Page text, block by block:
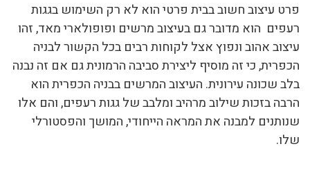
פרט עיצוב חשוב בבית פרטי הוא לא רק השימוש בגגות
רעפים הוא מדובר גם בעיצוב מרשים ופופולארי מאד, זהו
עיצוב אהוב ונפוץ אצל לקוחות רבים בכל הקשור לבניה
הכפרית, כי זה מוסיף ליצירת סביבה הרמונית גם אם זה נבנה
בלב שכונה עירונית. העיצוב המרשים בבניה הכפרית הוא
הרבה בזכות שילוב מרהיב ומלבב של גגות רעפים, והם אלו
שנותנים למבנה את המראה הייחודי, המושך והפסטורלי
שלו.